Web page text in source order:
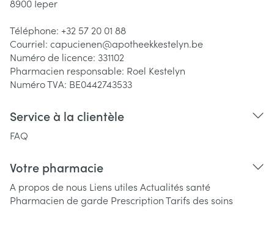
8900 Ieper
Téléphone: +32 57 20 01 88
Courriel: capucienen@apotheekkestelyn.be
Numéro de licence: 331102
Pharmacien responsable: Roel Kestelyn
Numéro TVA: BE0442743533
Service à la clientèle
FAQ
Votre pharmacie
A propos de nous Liens utiles Actualités santé
Pharmacien de garde PrescriptionTarifs des soins